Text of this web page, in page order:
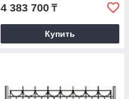
4 383 700 ₸
Купить